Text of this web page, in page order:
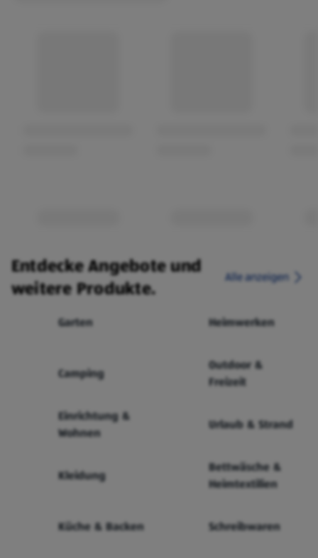
Entdecke Angebote und
weitere Produkte.
Alle anzeigen
Garten Heimwerken
Camping
Outdoor &
Freizeit
Einrichtung &
Wohnen
Urlaub & Strand
Kleidung
Bettwäsche &
Heimtextilien
Küche & Backen Schreibwaren